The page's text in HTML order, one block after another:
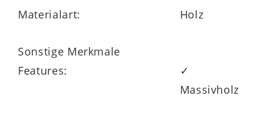
Materialart:
Holz
Sonstige Merkmale
Features:
✓
Massivholz